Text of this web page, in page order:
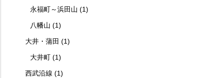
永福町～浜田山 (1)
八幡山 (1)
大井・蒲田 (1)
大井町 (1)
西武沿線 (1)